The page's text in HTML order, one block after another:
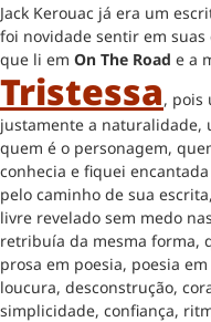
Jack Kerouac já era um
foi novidade sentir em
que li em On The Road e a
Tristessa, pois
justamente a naturalidade,
quem é o personagem,
conhecia e fiquei
pelo caminho de sua
livre revelado sem medo
retribuía da mesma forma,
prosa em poesia, poesia
loucura, desconstrução,
simplicidade, confiança,